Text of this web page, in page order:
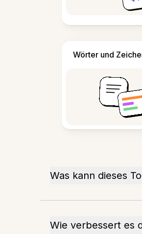
Wörter und
Was kann dieses
Wie verbessert es